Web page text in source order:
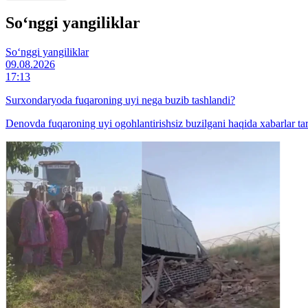
So‘nggi yangiliklar
So‘nggi yangiliklar
09.08.2026
17:13
Surxondaryoda fuqaroning uyi nega buzib tashlandi?
Denovda fuqaroning uyi ogohlantirishsiz buzilgani haqida xabarlar